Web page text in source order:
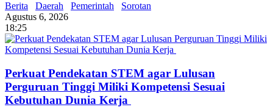
Berita Daerah Pemerintah
Sorotan
Agustus 6, 2026
18:25
Perkuat Pendekatan STEM agar Lulusan
Perguruan Tinggi Miliki Kompetensi Sesuai
Kebutuhan Dunia Kerja